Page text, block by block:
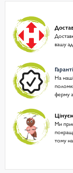
вашу
На
ферму
Ми
тому